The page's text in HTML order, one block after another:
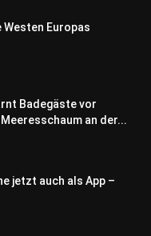
Westen Europas
Badegäste vor
an der...
jetzt auch als App –